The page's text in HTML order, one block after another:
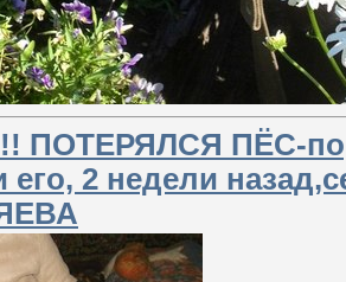
ПОТЕРЯЛСЯ ПЁС-
его, 2 недели